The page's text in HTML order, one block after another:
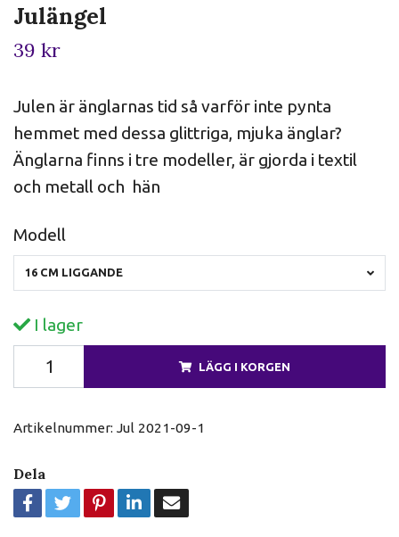
Julängel
39 kr
Julen är änglarnas tid så varför inte pynta
hemmet med dessa glittriga, mjuka änglar?
Änglarna finns i tre modeller, är gjorda i textil
och metall och hän
Modell
16 CM LIGGANDE
I lager
LÄGG I KORGEN
Artikelnummer: Jul 2021-09-1
Dela